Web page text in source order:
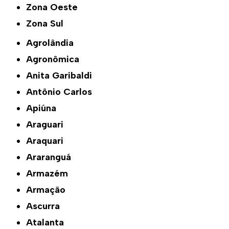
Zona Oeste
Zona Sul
Agrolândia
Agronômica
Anita Garibaldi
Antônio Carlos
Apiúna
Araguari
Araquari
Araranguá
Armazém
Armação
Ascurra
Atalanta